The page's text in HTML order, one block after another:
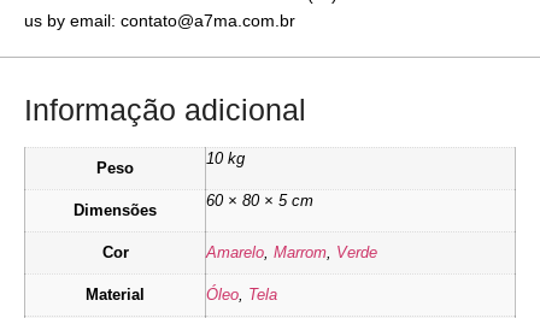
us by email: contato@a7ma.com.br
Informação adicional
Peso
10 kg
Dimensões
60 × 80 × 5 cm
Cor Amarelo Marrom Verde
Material Óleo Tela